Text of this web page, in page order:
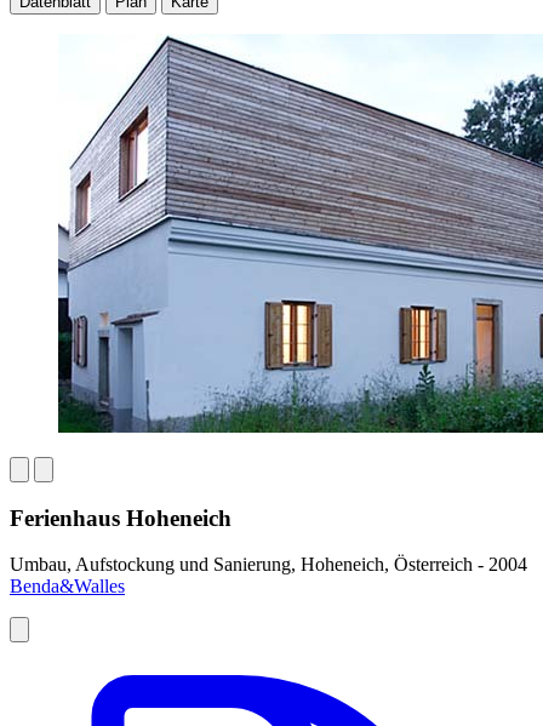
Ferienhaus Hoheneich
Umbau, Aufstockung und Sanierung, Hoheneich, Österreich - 2004
Benda&Walles